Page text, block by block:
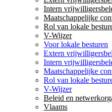
Intern
Maatschappelijke
Rol van lokale
V-Wijzer
Voor lokale besturen
Extern
Intern
Maatschappelijke
Rol van lokale
V-Wijzer
Beleid en
Vlaams